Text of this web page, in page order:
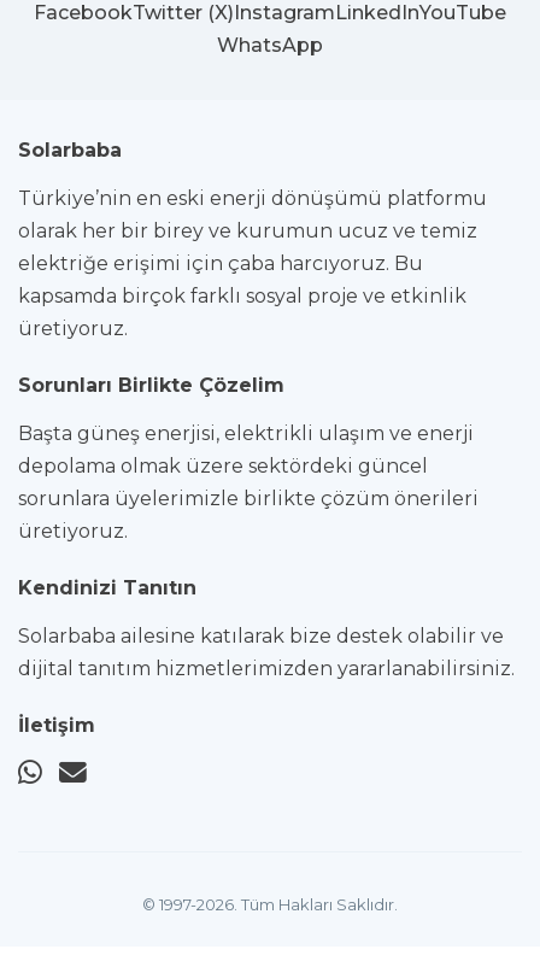
FacebookTwitter (X) Instagram LinkedInYouTube
WhatsApp
Solarbaba
Türkiye’nin en eski enerji dönüşümü platformu
olarak her bir birey ve kurumun ucuz ve temiz
elektriğe erişimi için çaba harcıyoruz. Bu
kapsamda birçok farklı sosyal proje ve etkinlik
üretiyoruz.
Sorunları Birlikte Çözelim
Başta güneş enerjisi, elektrikli ulaşım ve enerji
depolama olmak üzere sektördeki güncel
sorunlara üyelerimizle birlikte çözüm önerileri
üretiyoruz.
Kendinizi Tanıtın
Solarbaba ailesine katılarak bize destek olabilir ve
dijital tanıtım hizmetlerimizden yararlanabilirsiniz.
İletişim
© 1997-2026. Tüm Hakları Saklıdır.